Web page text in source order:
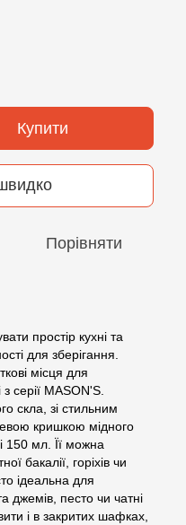
Купити
Порівняти
простір кухні та
для зберігання.
місця для
серії MASON'S.
скла, зі стильним
кришкою мідного
150 мл. Її можна
бакалії, горіхів чи
ідеальна для
джемів, песто чи чатні
і в закритих шафках,